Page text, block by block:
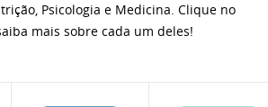
Psicologia e Medicina. Clique no
mais sobre cada um deles!